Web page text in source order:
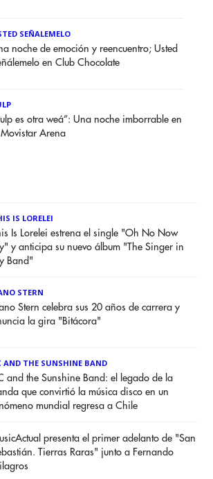
SEÑALEMELO
noche de emoción y reencuentro; Usted
en Club Chocolate
es otra weá”: Una noche imborrable en
Arena
IS LORELEI
Is Lorelei estrena el single "Oh No Now
y anticipa su nuevo álbum "The Singer in
Band"
STERN
Stern celebra sus 20 años de carrera y
la gira "Bitácora"
AND THE SUNSHINE BAND
and the Sunshine Band: el legado de la
que convirtió la música disco en un
mundial regresa a Chile
presenta el primer adelanto de "San
Tierras Raras" junto a Fernando